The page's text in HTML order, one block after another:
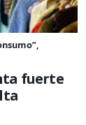
fuerte